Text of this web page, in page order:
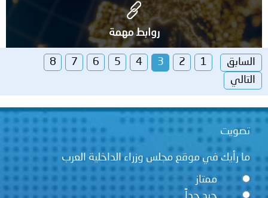
روابط مهمة
السابق 1
2
3
4
5
6
7
8
التالي
تصويت
ما رأيك في موقع مجلس وزراء الداخلية العرب
ممتاز
جيد جداً